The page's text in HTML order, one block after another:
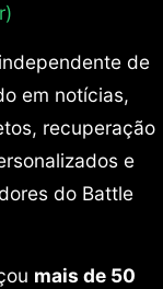
de
em notícias,
recuperação
e
do Battle
mais de 50